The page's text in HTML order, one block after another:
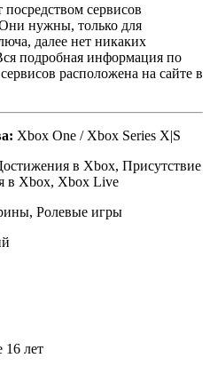
сервисов
нужны, только для
далее нет никаких
подробная информация по
расположена на сайте в
Xbox One / Xbox Series X|S
в Xbox, Присутствие
в Xbox, Xbox Live
Ролевые игры
16 лет